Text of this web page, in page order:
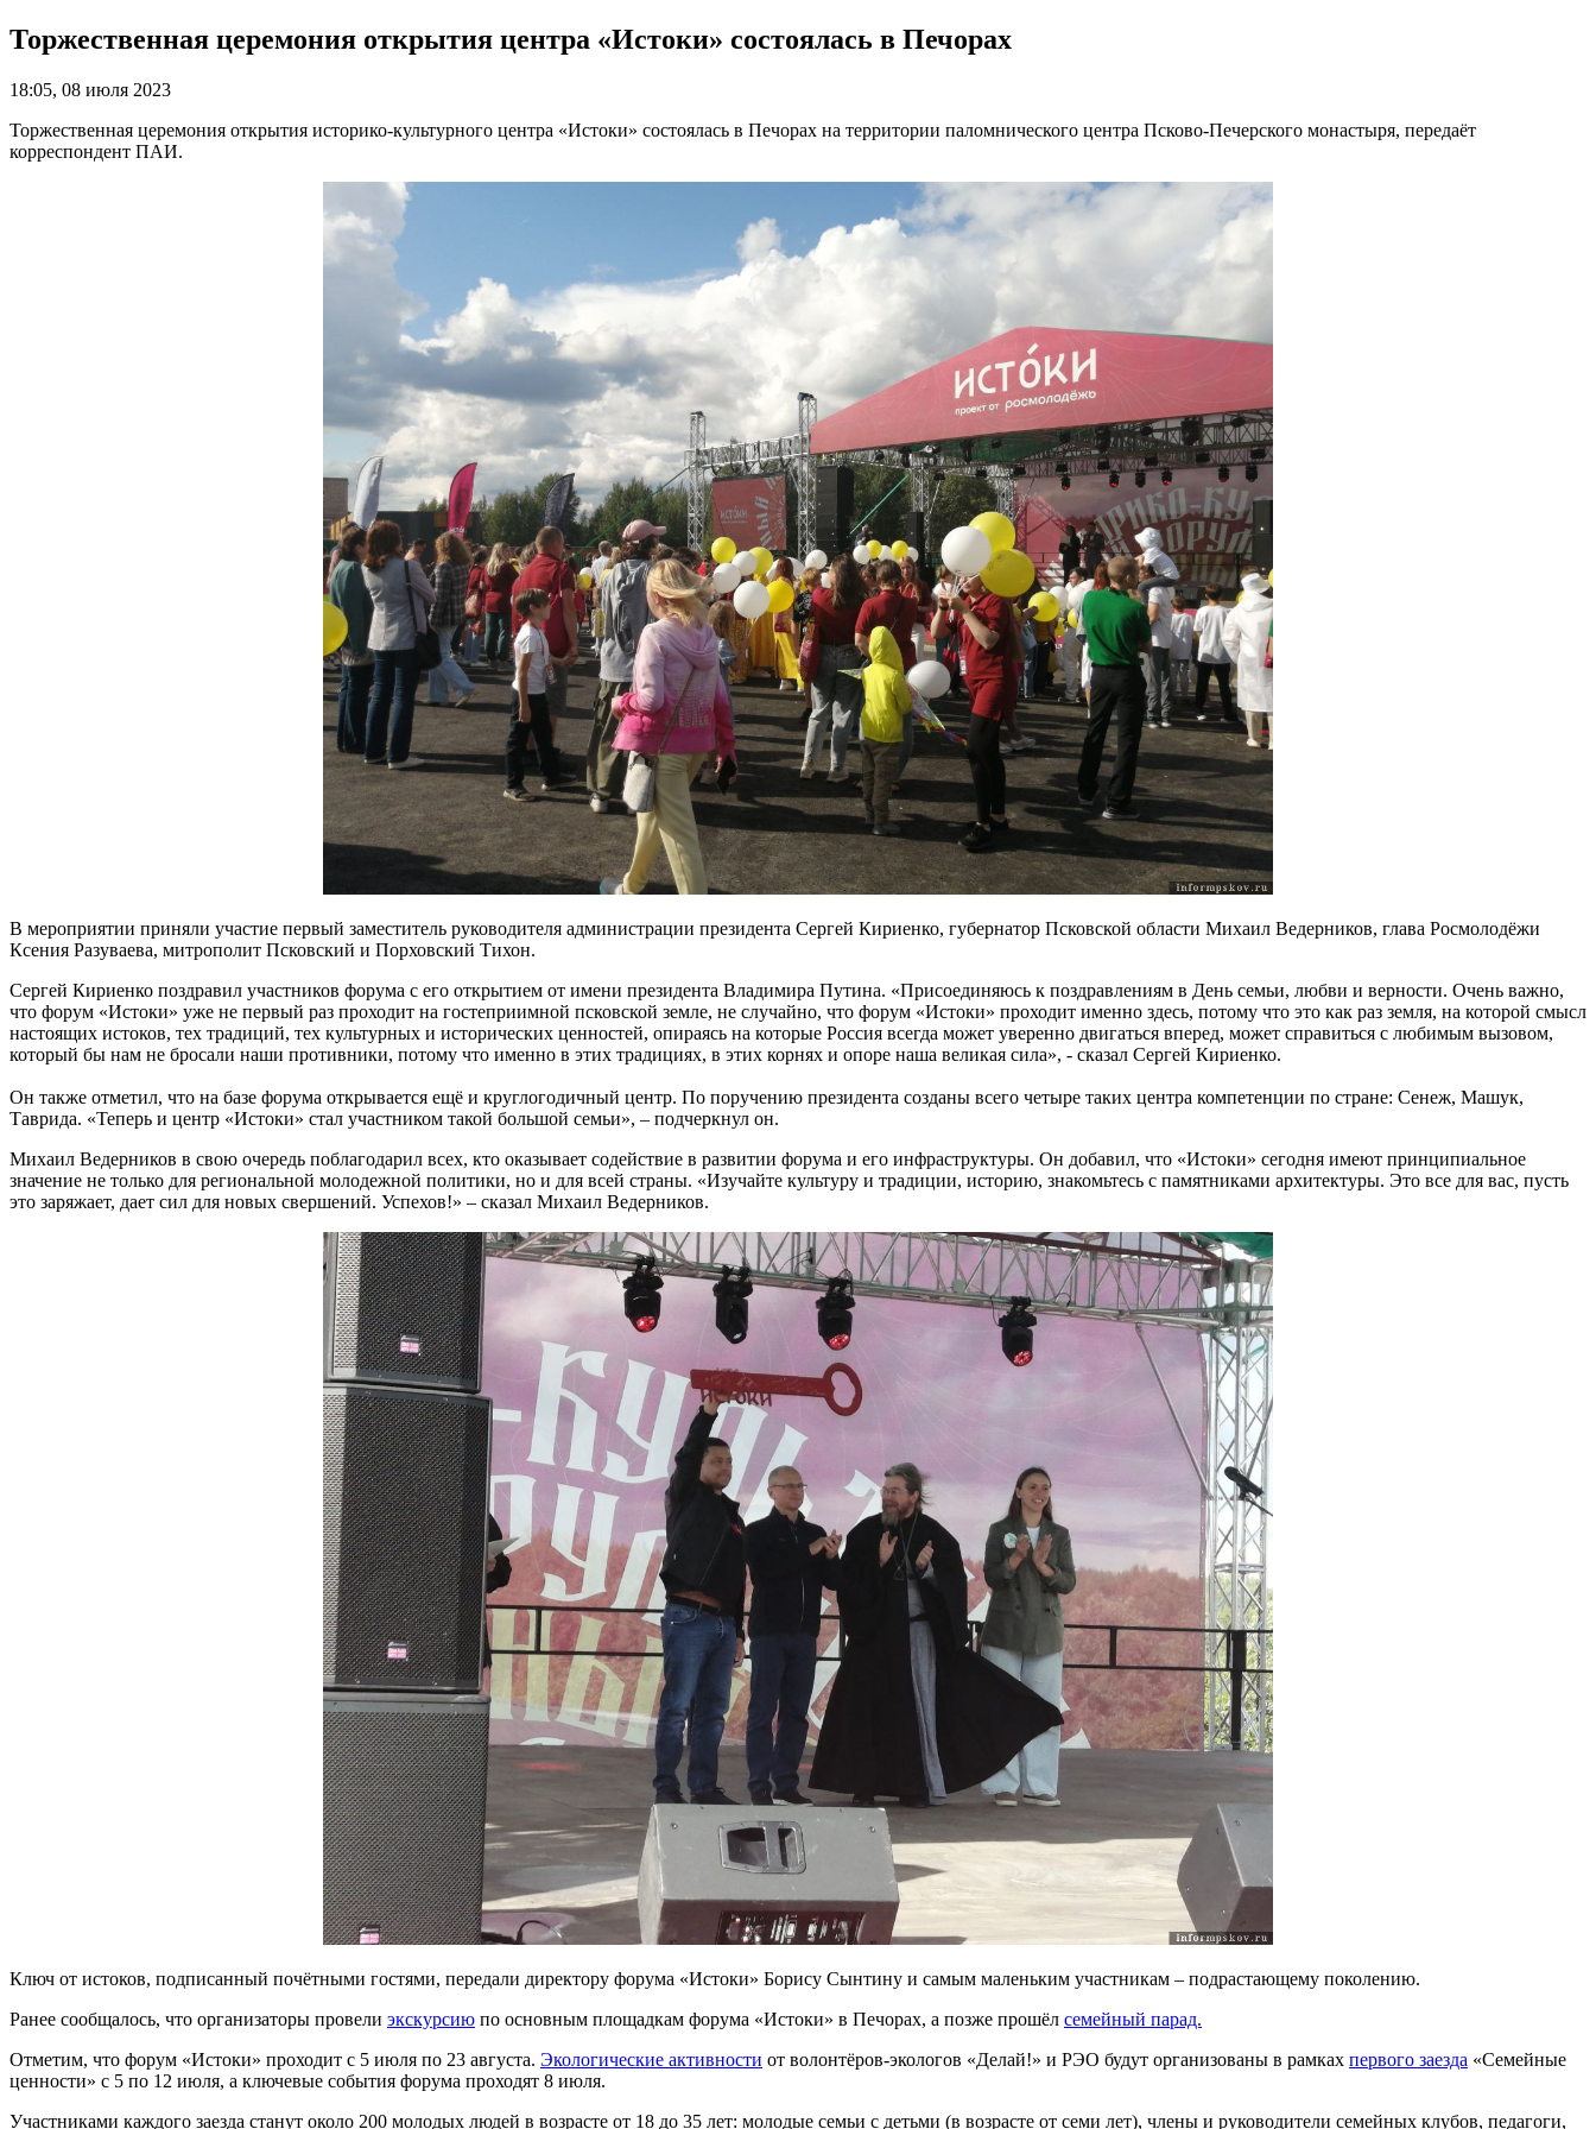
Торжественная церемония открытия центра «Истоки» состоялась в Печорах
18:05, 08 июля 2023
Торжественная церемония открытия историко-культурного центра «Истоки» состоялась в Печорах на территории паломнического центра Псково-Печерского монастыря, передаёт
корреспондент ПАИ.
В мероприятии приняли участие первый заместитель руководителя администрации президента Сергей Кириенко, губернатор Псковской области Михаил Ведерников, глава Росмолодёжи
Ксения Разуваева, митрополит Псковский и Порховский Тихон.
Сергей Кириенко поздравил участников форума с его открытием от имени президента Владимира Путина. «Присоединяюсь к поздравлениям в День семьи, любви и верности. Очень важно,
что форум «Истоки» уже не первый раз проходит на гостеприимной псковской земле, не случайно, что форум «Истоки» проходит именно здесь, потому что это как раз земля, на которой смысл
настоящих истоков, тех традиций, тех культурных и исторических ценностей, опираясь на которые Россия всегда может уверенно двигаться вперед, может справиться с любимым вызовом,
который бы нам не бросали наши противники, потому что именно в этих традициях, в этих корнях и опоре наша великая сила», - сказал Сергей Кириенко.
Он также отметил, что на базе форума открывается ещё и круглогодичный центр. По поручению президента созданы всего четыре таких центра компетенции по стране: Сенеж, Машук,
Таврида. «Теперь и центр «Истоки» стал участником такой большой семьи», – подчеркнул он.
Михаил Ведерников в свою очередь поблагодарил всех, кто оказывает содействие в развитии форума и его инфраструктуры. Он добавил, что «Истоки» сегодня имеют принципиальное
значение не только для региональной молодежной политики, но и для всей страны. «Изучайте культуру и традиции, историю, знакомьтесь с памятниками архитектуры. Это все для вас, пусть
это заряжает, дает сил для новых свершений. Успехов!» – сказал Михаил Ведерников.
Ключ от истоков, подписанный почётными гостями, передали директору форума «Истоки» Борису Сынтину и самым маленьким участникам – подрастающему поколению.
Ранее сообщалось, что организаторы провели экскурсию по основным площадкам форума «Истоки» в Печорах, а позже прошёл семейный парад.
Отметим, что форум «Истоки» проходит с 5 июля по 23 августа. Экологические активности от волонтёров-экологов «Делай!» и РЭО будут организованы в рамках первого заезда «Семейные
ценности» с 5 по 12 июля, а ключевые события форума проходят 8 июля.
Участниками каждого заезда станут около 200 молодых людей в возрасте от 18 до 35 лет: молодые семьи с детьми (в возрасте от семи лет), члены и руководители семейных клубов, педагоги,